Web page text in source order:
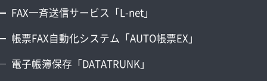
FAX一斉送信サービス「L-net」
帳票FAX自動化システム「AUTO帳票EX」
電子帳簿保存「DATATRUNK」